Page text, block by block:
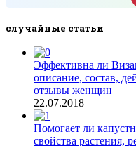
случайные статьи
Эффективна ли
описание, состав,
отзывы женщин
22.07.2018
Помогает ли
свойства растения,